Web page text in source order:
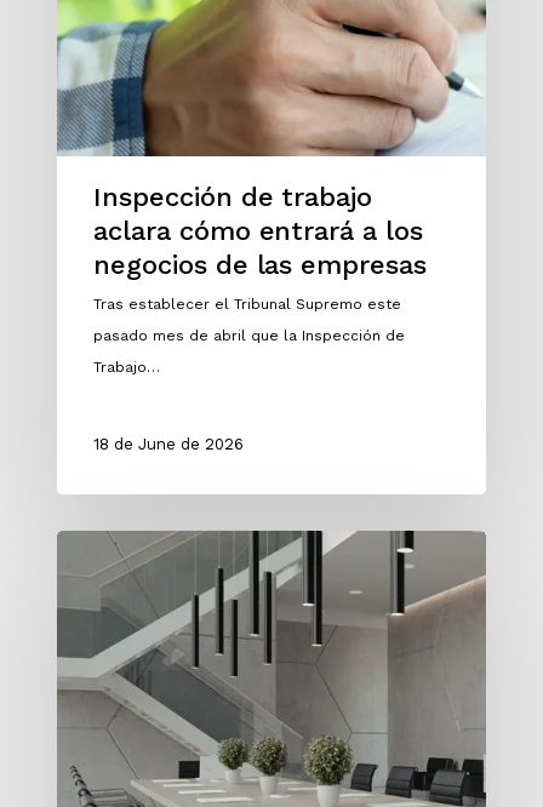
Inspección de trabajo
aclara cómo entrará a los
negocios de las empresas
Tras establecer el Tribunal Supremo este
pasado mes de abril que la Inspección de
Trabajo…
18 de June de 2026